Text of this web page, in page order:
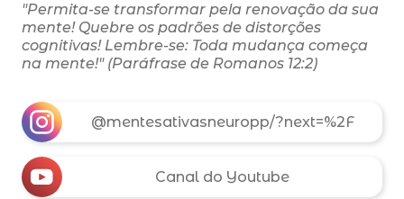
"Permita-se transformar pela renovação da sua
mente! Quebre os padrões de distorções
cognitivas! Lembre-se: Toda mudança começa
na mente!" (Paráfrase de Romanos 12:2)
@mentesativasneuropp/?next=%2F
Canal do Youtube